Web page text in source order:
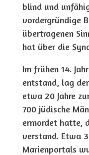
blind und
vordergründige
übertragenen
hat über die
Im frühen 14.
entstand, lag
etwa 20 Jahre
700 jüdische
ermordet hatte,
verstand. Etwa
Marienportals